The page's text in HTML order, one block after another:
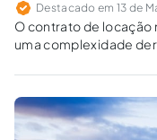
Destacado em 13 de
O contrato de locação
uma complexidade
ao fundo de comércio